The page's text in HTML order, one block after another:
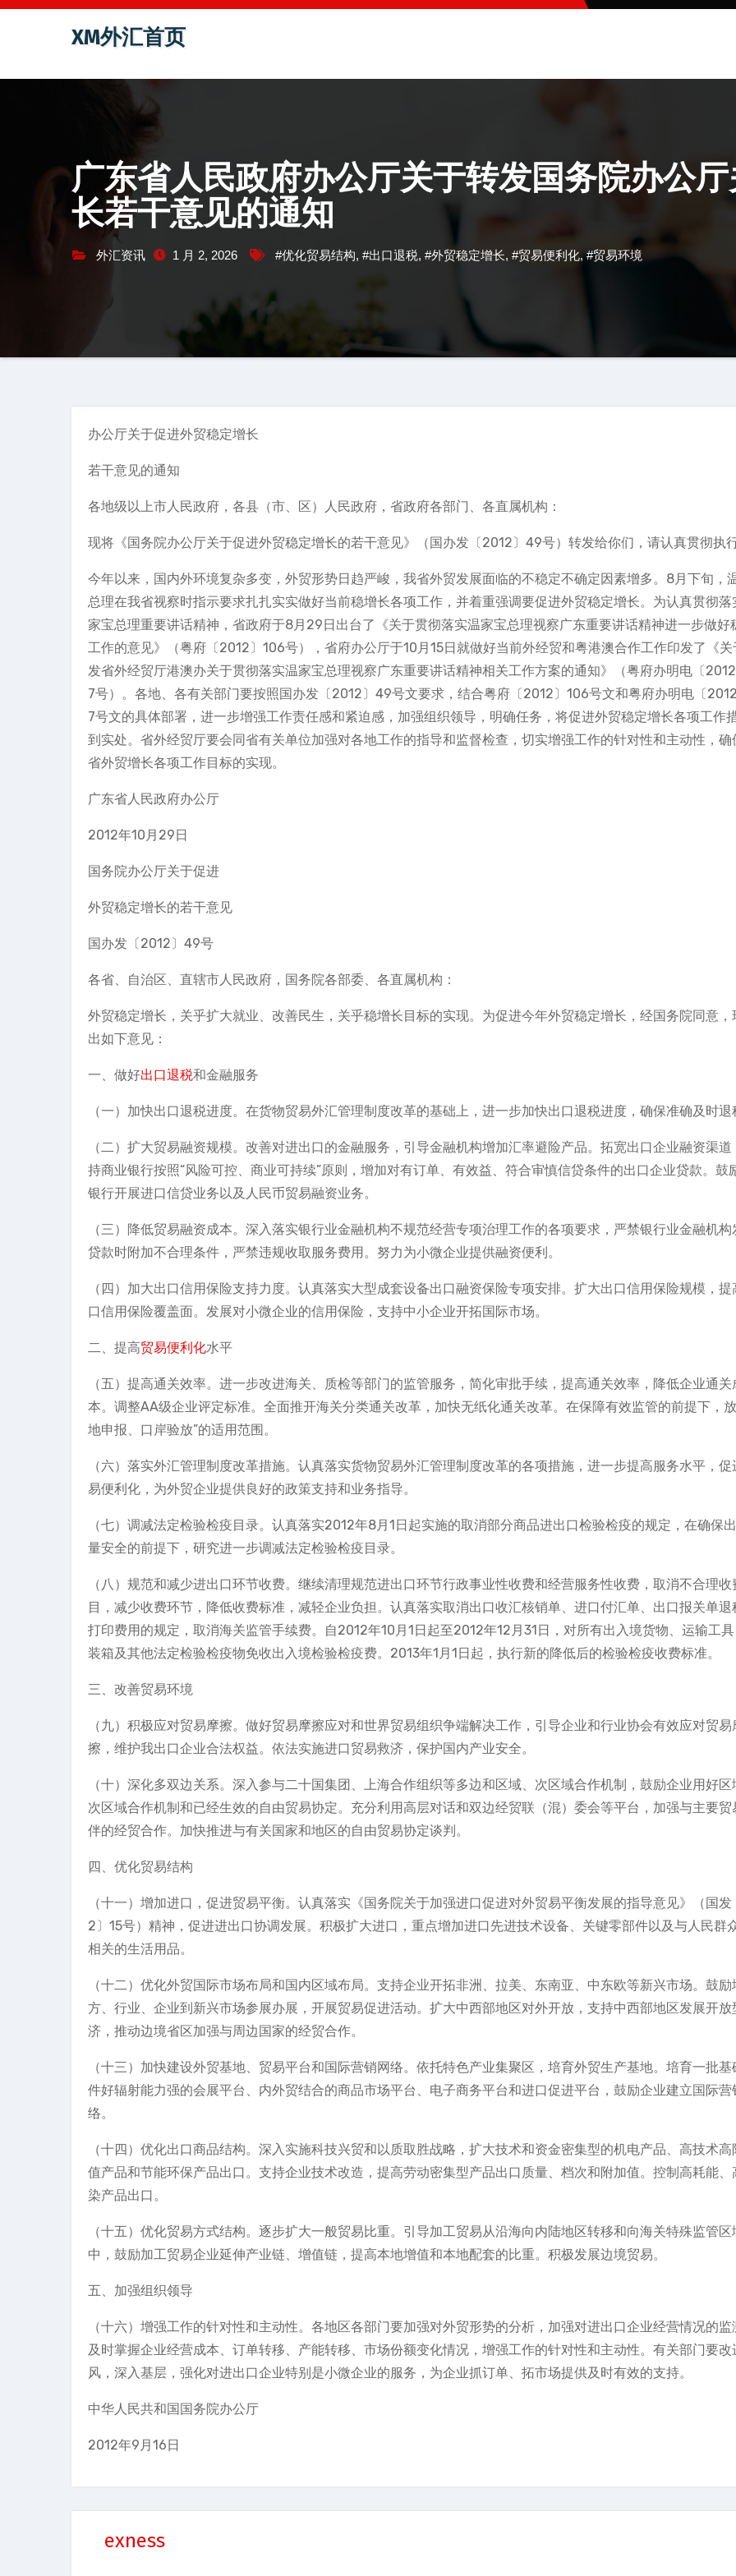
跳
容
XM外汇首页
广东省人民政府办公厅关于转发国务院办公
长若干意见的通知
外汇资讯 1 月 2, 2026 #优化贸易结构, #出口退税, #外贸稳定增长, #贸易便利化,#贸易环境
办公厅关于促进外贸稳定增长
若干意见的通知
各地级以上市人民政府，各县（市、区）人民政府，省政府各部门、各直属机构：
现将《国务院办公厅关于促进外贸稳定增长的若干意见》（国办发〔2012〕49号）转发给你们，请认真贯彻执行
今年以来，国内外环境复杂多变，外贸形势日趋严峻，我省外贸发展面临的不稳定不确定因素增多。8月下旬，
总理在我省视察时指示要求扎扎实实做好当前稳增长各项工作，并着重强调要促进外贸稳定增长。为认真贯彻落
家宝总理重要讲话精神，省政府于8月29日出台了《关于贯彻落实温家宝总理视察广东重要讲话精神进一步做好
工作的意见》（粤府〔2012〕106号），省府办公厅于10月15日就做好当前外经贸和粤港澳合作工作印发了《关
发省外经贸厅港澳办关于贯彻落实温家宝总理视察广东重要讲话精神相关工作方案的通知》（粤府办明电〔
7号）。各地、各有关部门要按照国办发〔2012〕49号文要求，结合粤府〔2012〕106号文和粤府办明电〔
7号文的具体部署，进一步增强工作责任感和紧迫感，加强组织领导，明确任务，将促进外贸稳定增长各项工作
到实处。省外经贸厅要会同省有关单位加强对各地工作的指导和监督检查，切实增强工作的针对性和主动性，确
省外贸增长各项工作目标的实现。
广东省人民政府办公厅
2012年10月29日
国务院办公厅关于促进
外贸稳定增长的若干意见
国办发〔2012〕49号
各省、自治区、直辖市人民政府，国务院各部委、各直属机构：
外贸稳定增长，关乎扩大就业、改善民生，关乎稳增长目标的实现。为促进今年外贸稳定增长，经国务院同意，
出如下意见：
一、做好出口退税和金融服务
（一）加快出口退税进度。在货物贸易外汇管理制度改革的基础上，进一步加快出口退税进度，确保准确及时退
（二）扩大贸易融资规模。改善对进出口的金融服务，引导金融机构增加汇率避险产品。拓宽出口企业融资渠道
持商业银行按照“风险可控、商业可持续”原则，增加对有订单、有效益、符合审慎信贷条件的出口企业贷款。鼓
银行开展进口信贷业务以及人民币贸易融资业务。
（三）降低贸易融资成本。深入落实银行业金融机构不规范经营专项治理工作的各项要求，严禁银行业金融机构
贷款时附加不合理条件，严禁违规收取服务费用。努力为小微企业提供融资便利。
（四）加大出口信用保险支持力度。认真落实大型成套设备出口融资保险专项安排。扩大出口信用保险规模，提
口信用保险覆盖面。发展对小微企业的信用保险，支持中小企业开拓国际市场。
二、提高贸易便利化水平
（五）提高通关效率。进一步改进海关、质检等部门的监管服务，简化审批手续，提高通关效率，降低企业通关
本。调整AA级企业评定标准。全面推开海关分类通关改革，加快无纸化通关改革。在保障有效监管的前提下，
地申报、口岸验放”的适用范围。
（六）落实外汇管理制度改革措施。认真落实货物贸易外汇管理制度改革的各项措施，进一步提高服务水平，促
易便利化，为外贸企业提供良好的政策支持和业务指导。
（七）调减法定检验检疫目录。认真落实2012年8月1日起实施的取消部分商品进出口检验检疫的规定，在确保
量安全的前提下，研究进一步调减法定检验检疫目录。
（八）规范和减少进出口环节收费。继续清理规范进出口环节行政事业性收费和经营服务性收费，取消不合理收
目，减少收费环节，降低收费标准，减轻企业负担。认真落实取消出口收汇核销单、进口付汇单、出口报关单退
打印费用的规定，取消海关监管手续费。自2012年10月1日起至2012年12月31日，对所有出入境货物、运输工
装箱及其他法定检验检疫物免收出入境检验检疫费。2013年1月1日起，执行新的降低后的检验检疫收费标准。
三、改善贸易环境
（九）积极应对贸易摩擦。做好贸易摩擦应对和世界贸易组织争端解决工作，引导企业和行业协会有效应对贸易
擦，维护我出口企业合法权益。依法实施进口贸易救济，保护国内产业安全。
（十）深化多双边关系。深入参与二十国集团、上海合作组织等多边和区域、次区域合作机制，鼓励企业用好区
次区域合作机制和已经生效的自由贸易协定。充分利用高层对话和双边经贸联（混）委会等平台，加强与主要贸
伴的经贸合作。加快推进与有关国家和地区的自由贸易协定谈判。
四、优化贸易结构
（十一）增加进口，促进贸易平衡。认真落实《国务院关于加强进口促进对外贸易平衡发展的指导意见》（国发
2〕15号）精神，促进进出口协调发展。积极扩大进口，重点增加进口先进技术设备、关键零部件以及与人民群
相关的生活用品。
（十二）优化外贸国际市场布局和国内区域布局。支持企业开拓非洲、拉美、东南亚、中东欧等新兴市场。鼓励
方、行业、企业到新兴市场参展办展，开展贸易促进活动。扩大中西部地区对外开放，支持中西部地区发展开放
济，推动边境省区加强与周边国家的经贸合作。
（十三）加快建设外贸基地、贸易平台和国际营销网络。依托特色产业集聚区，培育外贸生产基地。培育一批基
件好辐射能力强的会展平台、内外贸结合的商品市场平台、电子商务平台和进口促进平台，鼓励企业建立国际营
络。
（十四）优化出口商品结构。深入实施科技兴贸和以质取胜战略，扩大技术和资金密集型的机电产品、高技术高
值产品和节能环保产品出口。支持企业技术改造，提高劳动密集型产品出口质量、档次和附加值。控制高耗能、
染产品出口。
（十五）优化贸易方式结构。逐步扩大一般贸易比重。引导加工贸易从沿海向内陆地区转移和向海关特殊监管区
中，鼓励加工贸易企业延伸产业链、增值链，提高本地增值和本地配套的比重。积极发展边境贸易。
五、加强组织领导
（十六）增强工作的针对性和主动性。各地区各部门要加强对外贸形势的分析，加强对进出口企业经营情况的监
及时掌握企业经营成本、订单转移、产能转移、市场份额变化情况，增强工作的针对性和主动性。有关部门要改
风，深入基层，强化对进出口企业特别是小微企业的服务，为企业抓订单、拓市场提供及时有效的支持。
中华人民共和国国务院办公厅
2012年9月16日
exness